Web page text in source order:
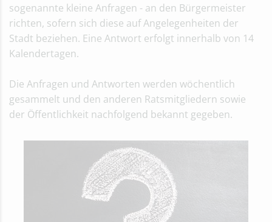
sogenannte kleine Anfragen - an den Bürgermeister
richten, sofern sich diese auf Angelegenheiten der
Stadt beziehen. Eine Antwort erfolgt innerhalb von 14
Kalendertagen.
Die Anfragen und Antworten werden wöchentlich
gesammelt und den anderen Ratsmitgliedern sowie
der Öffentlichkeit nachfolgend bekannt gegeben.